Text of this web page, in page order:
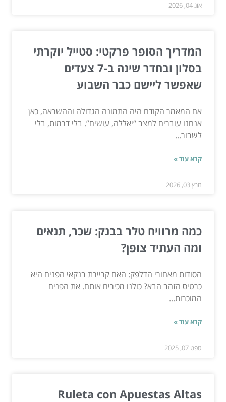
אוג 04, 2026
המדריך הסופר פרקטי: סטייל יוקרתי
בסלון ובחדר שינה ב-7 צעדים
שאפשר ליישם כבר השבוע
אם המאמר הקודם היה התמונה הגדולה וההשראה, כאן
אנחנו עוברים למצב “יאללה, עושים”. בלי דרמות, בלי
לשבור...
קרא עוד »
מרץ 03, 2026
כמה מרוויח טלר בבנק: שכר, תנאים
ומה העתיד צופן?
הסודות מאחורי הדלפק: האם קריירת בנקאי הפנים היא
כרטיס הזהב הבא? כולנו מכירים אותם. את הפנים
המוכרות...
קרא עוד »
ספט 07, 2025
Ruleta con Apuestas Altas